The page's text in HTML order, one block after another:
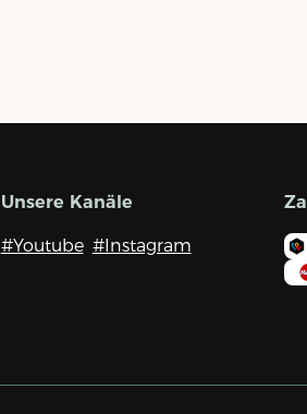
Unsere Kanäle
#Youtube #Instagram